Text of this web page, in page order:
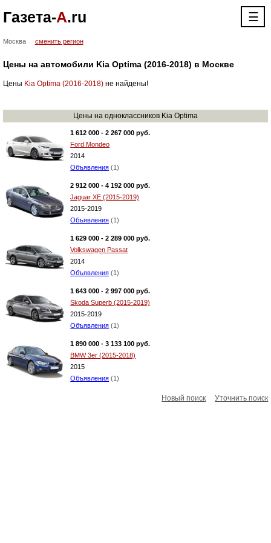
Газета-А.ru ☰
Москва сменить регион
Цены на автомобили Kia Optima (2016-2018) в Москве
Цены Kia Optima (2016-2018)не найдены!
Цены на одноклассников Kia Optima
1 612 000 - 2 267 000 руб.
Ford Mondeo
2014
Объявления (1)
2 912 000 - 4 192 000 руб.
Jaguar XE (2015-2019)
2015-2019
Объявления (1)
1 629 000 - 2 289 000 руб.
Volkswagen Passat
2014
Объявления (1)
1 643 000 - 2 997 000 руб.
Skoda Superb (2015-2019)
2015-2019
Объявления (1)
1 890 000 - 3 133 100 руб.
BMW 3er (2015-2018)
2015
Объявления (1)
Новый поиск Уточнить поиск